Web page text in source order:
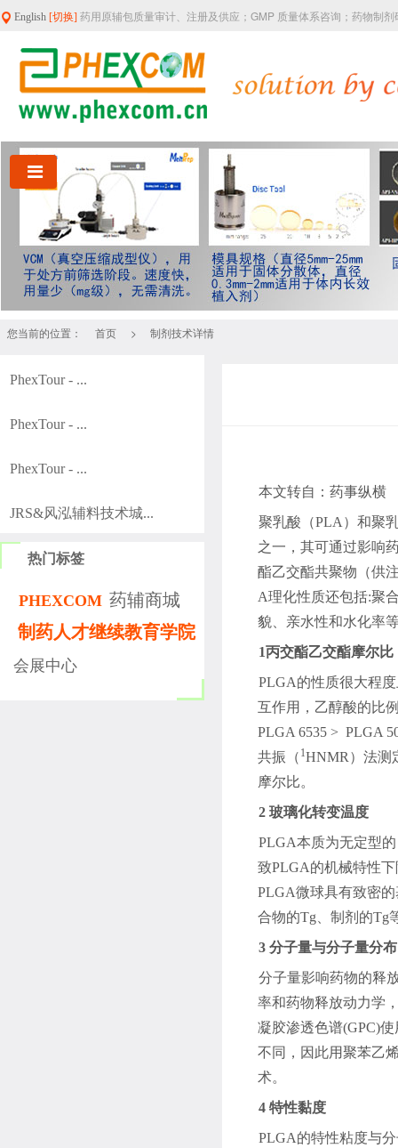
English [切换] 药用原辅包质量审计、注册及供应；GMP 质量体系咨询；药物制
您当前的位置： 首页 > 制剂技术详情
PhexTour - ...
PhexTour - ...
PhexTour - ...
JRS&风泓辅料技术城...
热门标签
PHEXCOM 药辅商城
制药人才继续教育学院
会展中心
本文转自：药事纵横
聚乳酸（PLA ）和聚
之一，其可通过影响
酯乙交酯共聚物（供
A理化性质还包括:聚
貌、亲水性和水化率
1丙交酯乙交酯摩尔比
PLGA的性质很大程
互作用，乙醇酸的比
PLGA 6535 > PLGA
共振（ 1HNMR ）法测
摩尔比。
2玻璃化转变温度
PLGA本质为无定型
致PLGA的机械特性
PLGA微球具有致密
合物的Tg 、制剂的Tg
3分子量与分子量分布
分子量影响药物的释
率和药物释放动力学
凝胶渗透色谱(GPC)使
不同，因此用聚苯乙
术。
4特性黏度
PLGA的特性粘度与